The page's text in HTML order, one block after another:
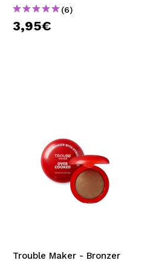
(6)
3,95€
Trouble Maker - Bronzer